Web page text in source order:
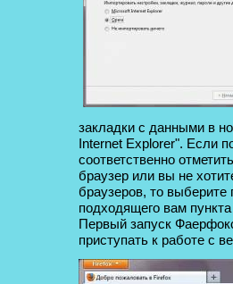
закладки с данными в
Internet Explorer". Если
соответственно
браузер или вы не
браузеров, то
подходящего вам
Первый запуск
приступать к работе с